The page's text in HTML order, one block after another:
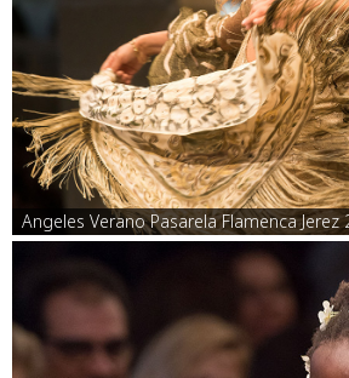
Angeles Verano Pasarela Flamenca Jerez